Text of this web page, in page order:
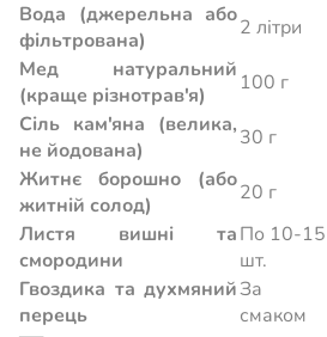
Вода (джерельна або
фільтрована)
2 літри
Мед натуральний
(краще різнотрав'я)
100 г
Сіль кам'яна (велика,
не йодована)
30 г
Житнє борошно (або
житній солод)
20 г
Листя вишні та
смородини
По 10-15
шт.
Гвоздика та духмяний
перець
За
смаком